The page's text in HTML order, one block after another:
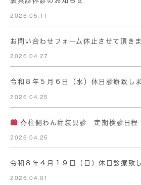
2026.05.11
お問い合わせフォーム休止させて頂きま
2026.04.27
令和８年５月６日（水）休日診療致しま
2026.04.25
脊柱側わん症装具診 定期検診日程
2026.04.25
令和８年４月１９日（日）休日診療致
2026.04.01